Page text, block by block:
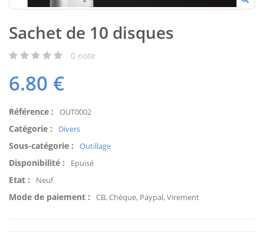
Sachet de 10 disques
0 note
6.80 €
Référence : OUT0002
Catégorie : Divers
Sous-catégorie : Outillage
Disponibilité : Epuisé
Etat : Neuf
Mode de paiement : CB, Chèque, Paypal, Virement